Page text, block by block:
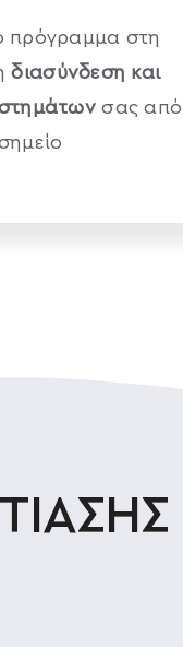
πρόγραμμα στη
διασύνδεση και
σας από